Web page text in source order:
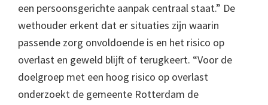
een persoonsgerichte aanpak centraal staat.” De
wethouder erkent dat er situaties zijn waarin
passende zorg onvoldoende is en het risico op
overlast en geweld blijft of terugkeert. “Voor de
doelgroep met een hoog risico op overlast
onderzoekt de gemeente Rotterdam de